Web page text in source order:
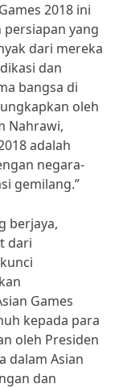
2018 ini
yang
dari mereka
dan
bangsa di
oleh
Nahrawi,
adalah
negara-
gemilang.”
berjaya,
dari
Games
kepada para
oleh Presiden
dalam Asian
dan